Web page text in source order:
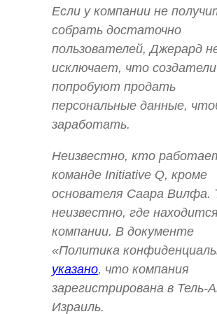
Если у компании не
собрать достаточно
пользователей, Джерард
исключает, что создатели
попробуют продать
персональные данные,
заработать.
Неизвестно, кто
команде Initiative Q, кроме
основателя Саара Вилфа.
неизвестно, где
компании. В документе
«Политика
указано, что компания
зарегистрирована в Тель-
Израиль.